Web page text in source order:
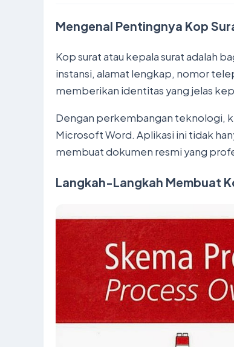
Mengenal Pentingnya Kop
Kop surat atau kepala surat adalah
instansi, alamat lengkap, nomor
memberikan identitas yang jelas
Dengan perkembangan teknologi,
Microsoft Word. Aplikasi ini tidak
membuat dokumen resmi yang
Langkah-Langkah Membuat